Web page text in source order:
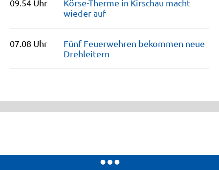
09.54 Uhr
Körse-Therme in Kirschau macht
wiederauf
07.08 Uhr
Fünf Feuerwehren bekommen neue
Drehleitern